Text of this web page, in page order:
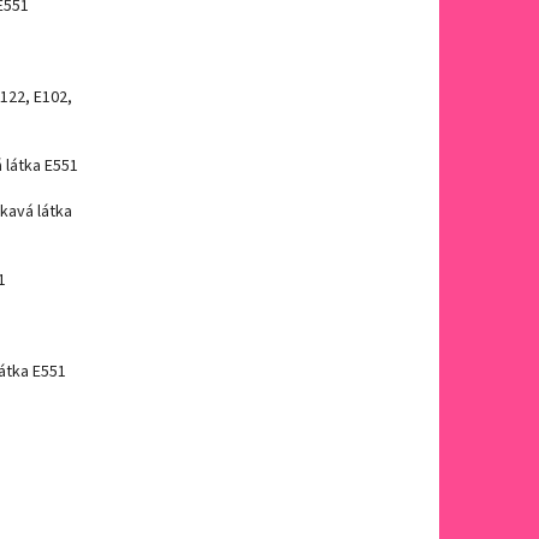
E102,
E551
látka
E551